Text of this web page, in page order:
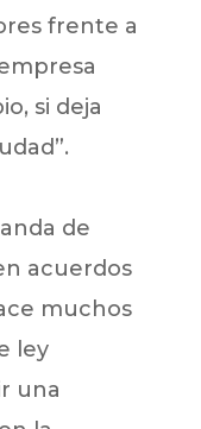
frente a
si deja
de
acuerdos
muchos
ley
una